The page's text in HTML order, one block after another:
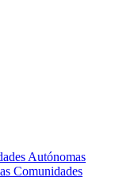
Autónomas
Comunidades